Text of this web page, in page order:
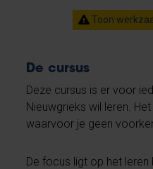
Toon
De cursus
Deze cursus is er voor
Nieuwgrieks wil leren.
waarvoor je geen
De focus ligt op het leren